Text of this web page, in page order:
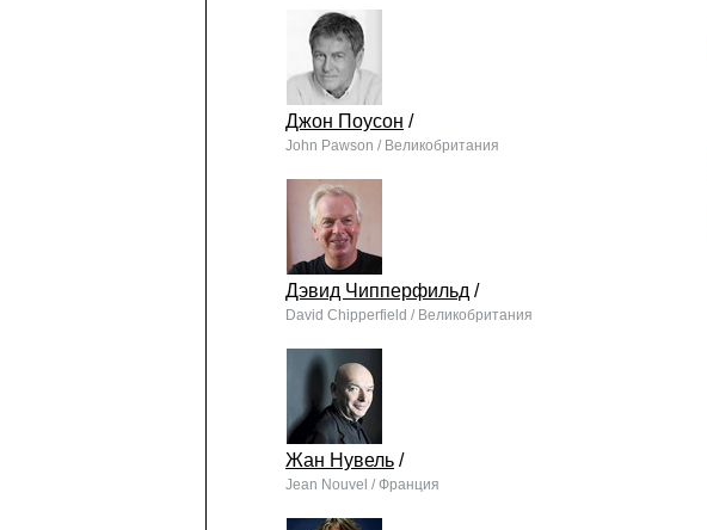
Джон Поусон /
John Pawson / Великобритания
Дэвид Чипперфильд /
David Chipperfield / Великобритания
Жан Нувель /
Jean Nouvel / Франция